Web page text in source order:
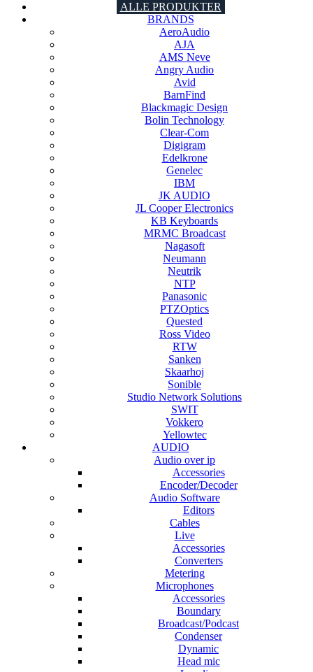
ALLE PRODUKTER
BRANDS
AeroAudio
AJA
AMS Neve
Angry Audio
Avid
BarnFind
Blackmagic Design
Bolin Technology
Clear-Com
Digigram
Edelkrone
Genelec
IBM
JK AUDIO
JL Cooper Electronics
KB Keyboards
MRMC Broadcast
Nagasoft
Neumann
Neutrik
NTP
Panasonic
PTZOptics
Quested
Ross Video
RTW
Sanken
Skaarhoj
Sonible
Studio Network Solutions
SWIT
Vokkero
Yellowtec
AUDIO
Audio over ip
Accessories
Encoder/Decoder
Audio Software
Editors
Cables
Live
Accessories
Converters
Metering
Microphones
Accessories
Boundary
Broadcast/Podcast
Condenser
Dynamic
Head mic